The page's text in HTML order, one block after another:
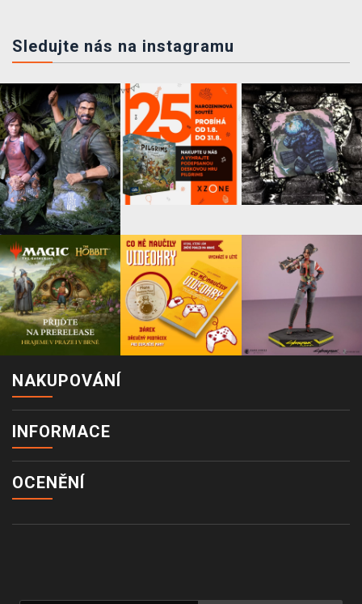
Sledujte nás na instagramu
NAKUPOVÁNÍ
INFORMACE
OCENĚNÍ